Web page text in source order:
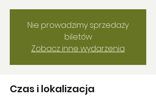
Nie prowadzimy sprzedaży
biletów
Zobacz inne wydarzenia
Czas i lokalizacja